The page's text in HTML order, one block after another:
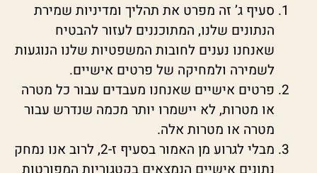
סעיף ג’ זה מפרט את תהליך ומדיניות שמירת
הנתונים שלנו, המתוכננים לעזור להבטיח
שאנחנו נענים לחובות המשפטיות שלנו הנוגעות
לשמירה ולמחיקה של פרטים אישיים.
פרטים אישיים שאנחנו מעבדים עבור כל מטרה
או מטרות, לא יישמרו יותר מכמה שנדרש עבור
מטרה או מטרות אלה.
מבלי לגרוע מן האמור בסעיף ז-2, לרוב אנו נמחק